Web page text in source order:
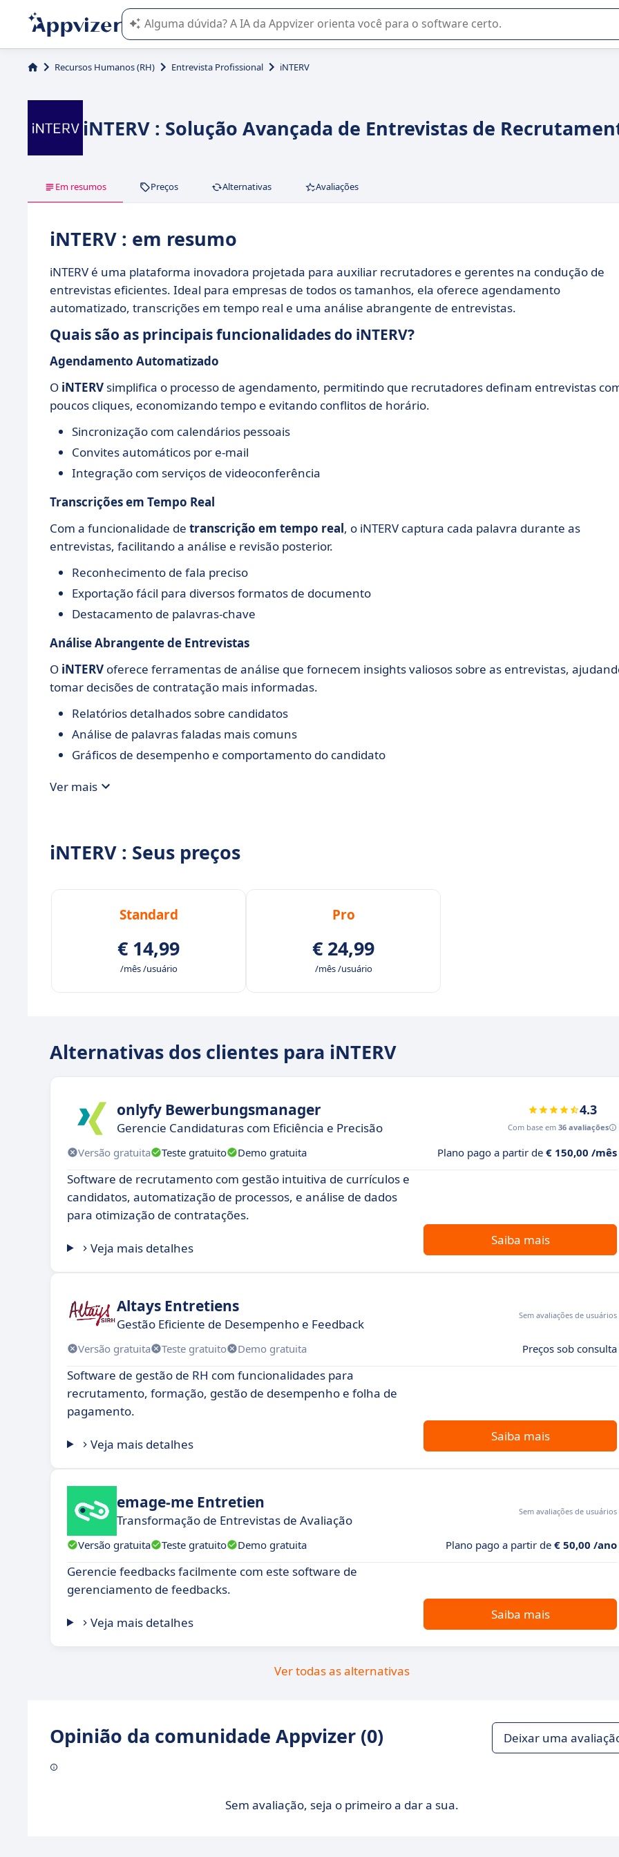
A IA do Appvizer o orienta no uso ou na seleção de software SaaS para sua empresa.
Recursos Humanos (RH) Entrevista Profissional iNTERV
iNTERV : Solução Avançada de Entrevistas de
Em resumos Preços Alternativas Avaliações
iNTERV : em resumo
iNTERV é uma plataforma inovadora projetada para auxiliar recrutadores e gerentes na condução de
entrevistas eficientes. Ideal para empresas de todos os tamanhos, ela oferece agendamento
automatizado, transcrições em tempo real e uma análise abrangente de entrevistas.
Quais são as principais funcionalidades do iNTERV?
Agendamento Automatizado
O iNTERV simplifica o processo de agendamento, permitindo que recrutadores definam entrevistas
poucos cliques, economizando tempo e evitando conflitos de horário.
Sincronização com calendários pessoais
Convites automáticos por e-mail
Integração com serviços de videoconferência
Transcrições em Tempo Real
Com a funcionalidade de transcrição em tempo real, o iNTERV captura cada palavra durante as
entrevistas, facilitando a análise e revisão posterior.
Reconhecimento de fala preciso
Exportação fácil para diversos formatos de documento
Destacamento de palavras-chave
Análise Abrangente de Entrevistas
O iNTERV oferece ferramentas de análise que fornecem insights valiosos sobre as entrevistas,
tomar decisões de contratação mais informadas.
Relatórios detalhados sobre candidatos
Análise de palavras faladas mais comuns
Gráficos de desempenho e comportamento do candidato
Ver mais
iNTERV : Seus preços
Standard
€ 14,99
/mês /usuário
Pro
€ 24,99
/mês /usuário
Alternativas dos clientes para iNTERV
onlyfy Bewerbungsmanager
Gerencie Candidaturas com Eficiência e Precisão
4.3
Com base em 36 avaliações
Versão gratuita Teste gratuito Demo gratuita Plano pago a partir de € 150,00 /mês
Software de recrutamento com gestão intuitiva de currículos e
candidatos, automatização de processos, e análise de dados
para otimização de contratações.
Veja mais detalhes
Saiba mais
Altays Entretiens
Gestão Eficiente de Desempenho e Feedback
Sem avaliações de usuários
Versão gratuita Teste gratuito Demo gratuita Preços sob consulta
Software de gestão de RH com funcionalidades para
recrutamento, formação, gestão de desempenho e folha de
pagamento.
Veja mais detalhes
Saiba mais
emage-me Entretien
Transformação de Entrevistas de Avaliação
Sem avaliações de usuários
Versão gratuita Teste gratuito Demo gratuita Plano pago a partir de € 50,00 /ano
Gerencie feedbacks facilmente com este software de
gerenciamento de feedbacks.
Veja mais detalhes
Saiba mais
Ver todas as alternativas
Opinião da comunidade Appvizer (0) Deixar uma
Sem avaliação, seja o primeiro a dar a sua.